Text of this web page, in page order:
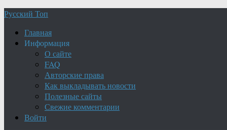
Русский Топ
Главная
Информация
О сайте
FAQ
Авторские права
Как выкладывать новости
Полезные сайты
Свежие комментарии
Войти